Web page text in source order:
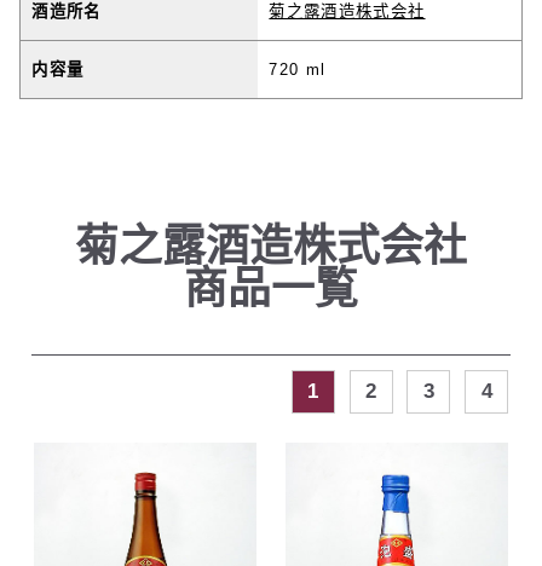
酒造所名 菊之露酒造株式会社
内容量 720 ml
菊之露酒造株式会社
商品一覧
1 2 3 4